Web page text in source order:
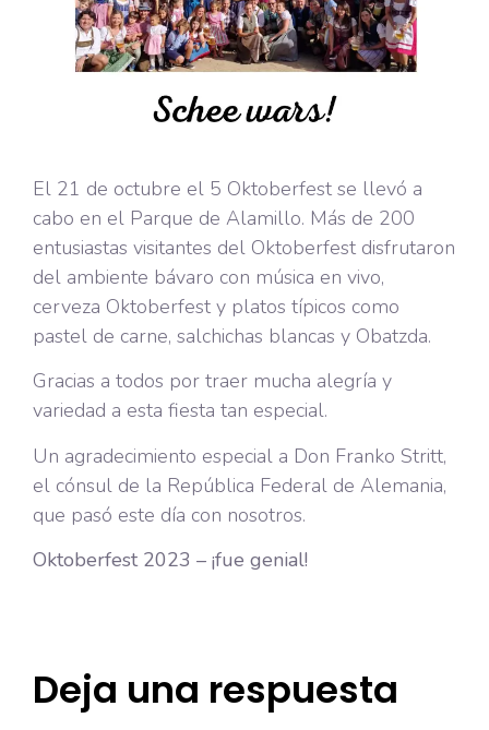
El 21 de octubre el 5 Oktoberfest se llevó a
cabo en el Parque de Alamillo. Más de 200
entusiastas visitantes del Oktoberfest disfrutaron
del ambiente bávaro con música en vivo,
cerveza Oktoberfest y platos típicos como
pastel de carne, salchichas blancas y Obatzda.
Gracias a todos por traer mucha alegría y
variedad a esta fiesta tan especial.
Un agradecimiento especial a Don Franko Stritt,
el cónsul de la República Federal de Alemania,
que pasó este día con nosotros.
Oktoberfest 2023 – ¡fue genial!
Deja una respuesta